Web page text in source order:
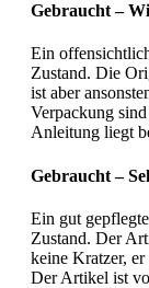
Gebraucht –
Ein
Zustand. Die
ist aber
Verpackung
Anleitung liegt
Gebraucht –
Ein gut
Zustand. Der
keine Kratzer, er
Der Artikel ist